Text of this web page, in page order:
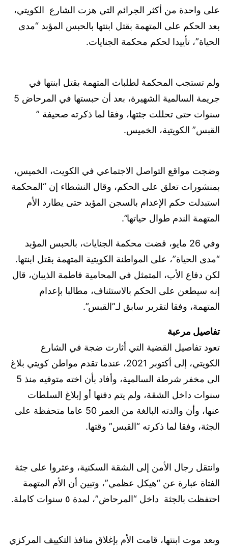
على واحدة من أكثر الجرائم التي هزت الشارع الكويتي،
بعد الحكم على المتهمة بقتل ابنتها بالحبس المؤبد “مدى
الحياة”، تأييدا لحكم محكمة الجنايات.
ولم تستجب المحكمة لطلبات المتهمة بقتل ابنتها في
جريمة السالمية الشهيرة، بعد أن حبستها في المرحاض 5
سنوات حتى تحللت جثتها، وفقا لما ذكرته صحيفة ”
القبس” الكويتية، الخميس.
وضجت مواقع التواصل الاجتماعي في الكويت، الخميس،
بمنشورات تعلق على الحكم، وقال النشطاء إن “المحكمة
استبدلت حكم الإعدام بالسجن المؤبد حتى يطارد الأم
المتهمة الندم طوال حياتها”.
وفي 26 مايو، قضت محكمة الجنايات، بالحبس المؤبد
“مدى الحياة”، على المواطنة الكويتية المتهمة بقتل ابنتها.
لكن دفاع الأب، المتمثل في المحامية فاطمة الذيبان، قال
إنه سيطعن على الحكم بالاستئناف، مطالبا بإعدام
المتهمة، وفقا لتقرير سابق لـ”القبس”.
تفاصيل مرعبة
تعود تفاصيل القضية التي أثارت ضجة في الشارع
الكويتي، إلى أكتوبر 2021، عندما تقدم مواطن كويتي بلاغ
الى مخفر شرطة السالمية، وأفاد بأن اخته متوفيه منذ 5
سنوات داخل الشقة، ولم يتم دفنها أو إبلاغ السلطات
عنها، وأن والدته البالغة من العمر 50 عاما متحفظة على
الجثة، وفقا لما ذكرته “القبس” وقتها.
وانتقل رجال الأمن إلى الشقة السكنية، وعثروا على جثة
الفتاة عبارة عن “هيكل عظمي”، وتبين أن الأم المتهمة
احتفظت بالجثة داخل “المرحاض”، لمدة ٥ سنوات كاملة.
وبعد موت ابنتها، قامت الأم بإغلاق منافذ التكييف المركزي